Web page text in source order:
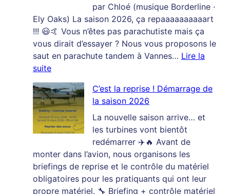
fair-
play
au
féminin
par Chloé (musique Borderline ·
Ely Oaks) La saison 2026, ça repaaaaaaaaaart
!!! 😃🤙 Vous n’êtes pas parachutiste mais ça
vous dirait d’essayer ? Nous vous proposons le
saut en parachute tandem à Vannes… Lire la
suite:
2026
AU
PARACLUB
DE
LET’S
GOOOOOO!
C’est la reprise ! Démarrage de
la saison 2026
La nouvelle saison arrive… et
les turbines vont bientôt
redémarrer ✈️🔥 Avant de
monter dans l’avion, nous organisons les
briefings de reprise et le contrôle du matériel
obligatoires pour les pratiquants qui ont leur
propre matériel. 🔧 Briefing + contrôle matériel